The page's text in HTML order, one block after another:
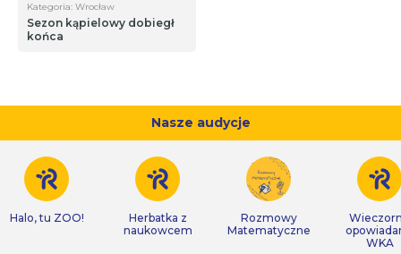
Kategoria: Wrocław
Sezon kąpielowy dobiegł
końca
Nasze audycje
Halo, tu ZOO!
Herbatka z
naukowcem
Rozmowy
Matematyczne
WKA